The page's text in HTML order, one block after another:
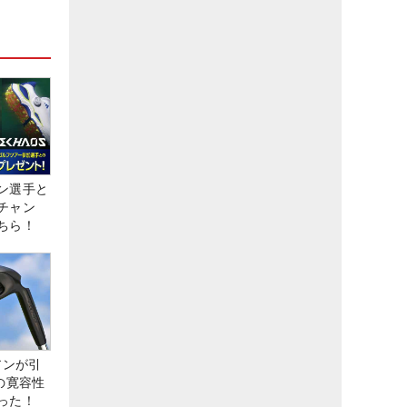
選手と
ャン
ら！
が引
寛容性
た！